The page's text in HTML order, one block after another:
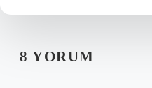
8 YORUM